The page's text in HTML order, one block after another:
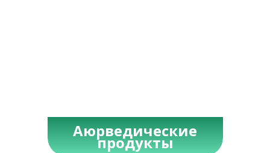
Аюрведические
продукты